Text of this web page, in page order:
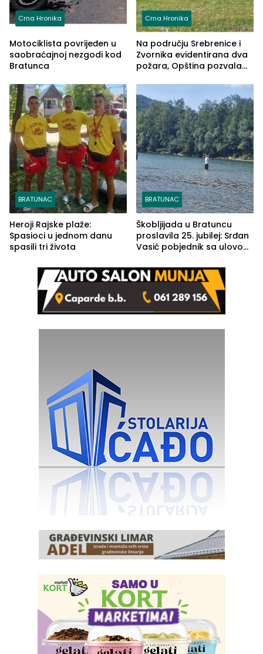
Crna Hronika
Motociklista povrijeđen u
saobraćajnoj nezgodi kod
Bratunca
Crna Hronika
Na području Srebrenice i
Zvornika evidentirana dva
požara, Opština pozvala
BRATUNAC
Heroji Rajske plaže:
Spasioci u jednom danu
spasili tri života
BRATUNAC
Škobljijada u Bratuncu
proslavila 25. jubilej: Srđan
Vasić pobjednik sa ulovom